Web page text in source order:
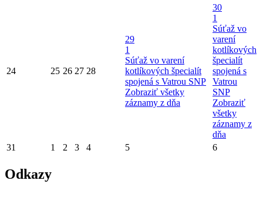
24 25 26 27 28
29
1
Súťaž vo varení
kotlíkových špecialít
spojená s Vatrou SNP
Zobraziť všetky
záznamy z dňa
30
1
Súťaž vo
varení
kotlíkových
špecialít
spojená s
Vatrou
SNP
Zobraziť
všetky
záznamy z
dňa
31
1 2 3 4 5 6
Odkazy